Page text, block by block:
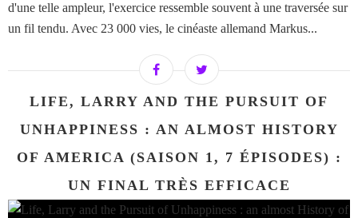
d'une telle ampleur, l'exercice ressemble souvent à une traversée sur
un fil tendu. Avec 23 000 vies, le cinéaste allemand Markus...
LIFE, LARRY AND THE PURSUIT OF
UNHAPPINESS : AN ALMOST HISTORY
OF AMERICA (SAISON 1, 7 ÉPISODES) :
UN FINAL TRÈS EFFICACE